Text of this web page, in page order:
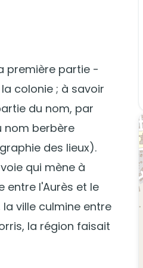
première partie -
colonie ; à savoir
du nom, par
nom berbère
des lieux).
qui mène à
entre l'Aurès et le
ville culmine entre
la région faisait